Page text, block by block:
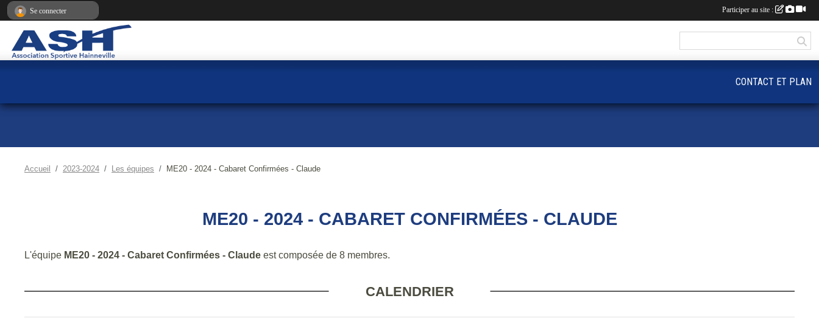
Accueil 2023-2024 Les équipes ME20 - 2024 - Cabaret Confirmées - Claude
ME20 - 2024 - CABARET CONFIRMÉES - CLAUDE
L'équipe ME20 - 2024 - Cabaret Confirmées - Claude est composée de 8 membres.
CALENDRIER
CONTACT ET PLAN
Se connecter Participer au site :
Panneau de gestion des cookies